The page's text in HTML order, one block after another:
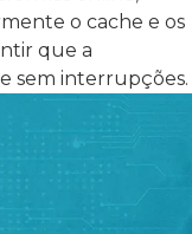
o cache e os
que a
sem interrupções.